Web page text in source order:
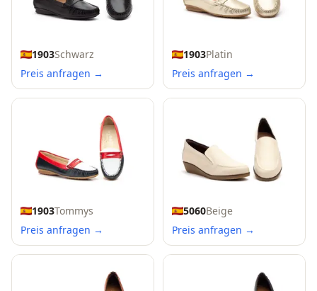
1903Schwarz
Preis anfragen →
1903Platin
Preis anfragen →
1903Tommys
Preis anfragen →
5060Beige
Preis anfragen →